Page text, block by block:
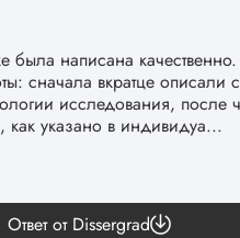
была написана
сначала вкратце описали
исследования, после
как указано в индивидуа...
слова команде. 👏
Ответ от Dissergrad